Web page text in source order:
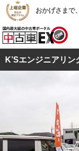
おかげさまで、
K’Sエンジニアリ